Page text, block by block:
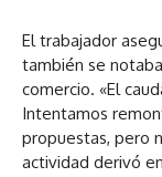
El trabajador
también se
comercio. «El
Intentamos
propuestas, pero
actividad derivó